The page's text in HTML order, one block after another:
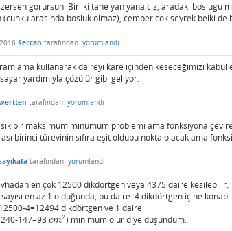
gorursun. Bir iki tane yan yana ciz, aradaki boslugu
arasinda bosluk olmaz), cember cok seyrek belki
Sercan tarafından yorumlandı
kullanarak daireyi kare içinden keseceğimizi
yardımıyla çözülür gibi geliyor.
tarafından yorumlandı
bir maksimum minumum problemi ama fonksiyona
birinci türevinin sıfıra eşit oldupu nokta olacak ama
tarafından yorumlandı
en çok 12500 dikdörtgen veya 4375 daire kesilebilir.
en az 1 olduğunda, bu daire 4 dikdörtgen içine
4=12494 dikdörtgen ve 1 daire
147=93 cm2
cm2) minimum olur diye düşündüm.